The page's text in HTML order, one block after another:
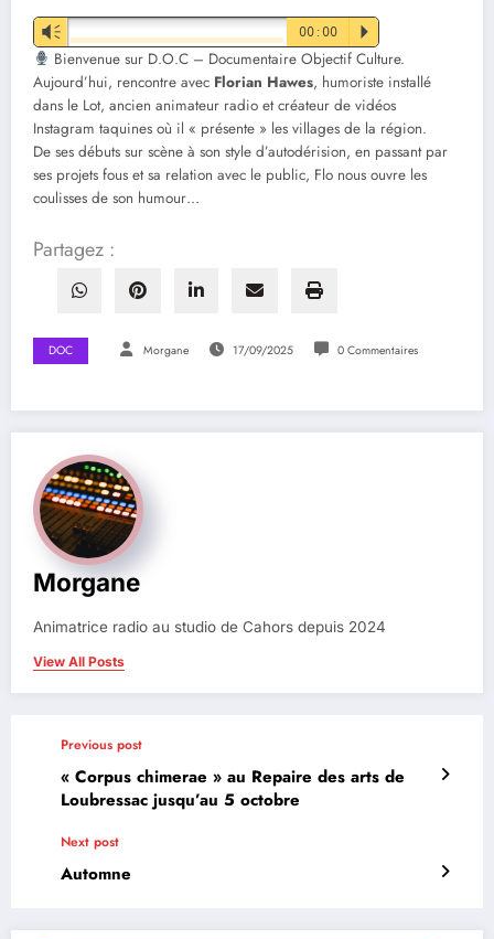
Vm 00:00 P
Bienvenue sur D.O.C – Documentaire Objectif Culture.
Aujourd’hui, rencontre avec Florian Hawes, humoriste installé
dans le Lot, ancien animateur radio et créateur de vidéos
Instagram taquines où il « présente » les villages de la région.
De ses débuts sur scène à son style d’autodérision, en passant par
ses projets fous et sa relation avec le public, Flo nous ouvre les
coulisses de son humour…
Partagez :
DOC Morgane 17/09/2025 0 Commentaires
Morgane
Animatrice radio au studio de Cahors depuis 2024
View All Posts
Previous post
« Corpus chimerae » au Repaire des arts de
Loubressac jusqu’au 5 octobre
Next post
Automne